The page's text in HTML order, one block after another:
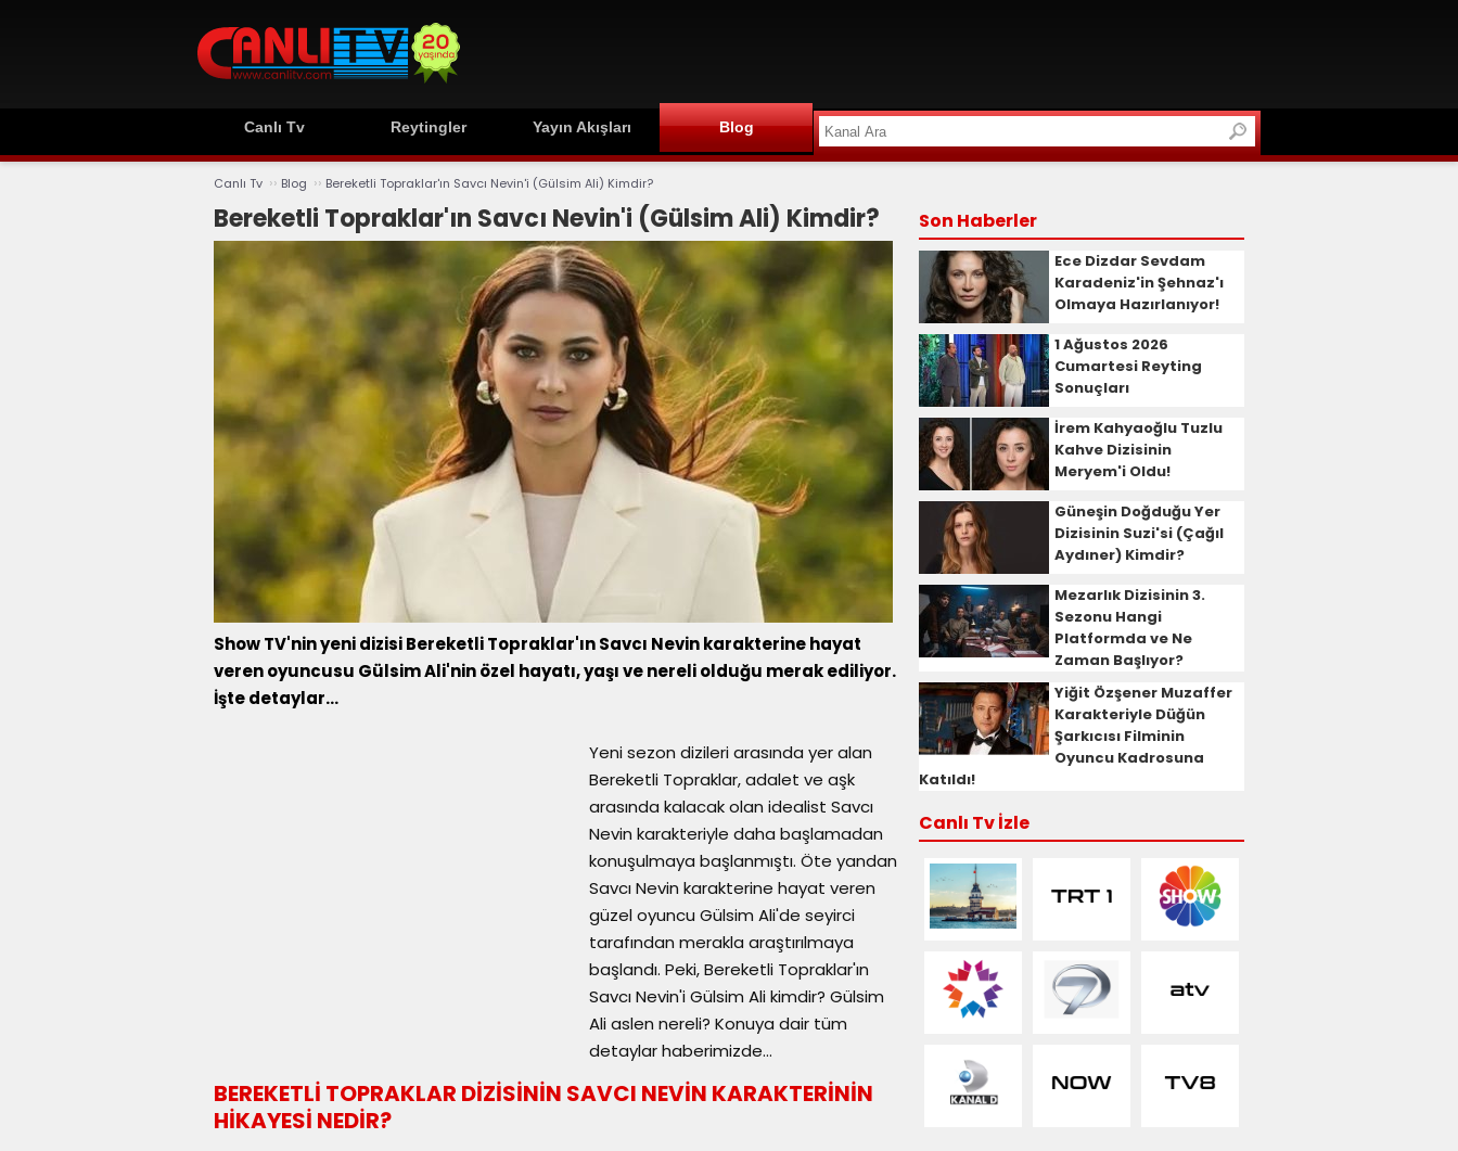
Canlı Tv Reytingler Yayın Akışları Blog
Canlı Tv ›› Blog ›› Bereketli Topraklar'ın Savcı Nevin'i (Gülsim Ali) Kimdir?
Bereketli Topraklar'ın Savcı Nevin'i (Gülsim Ali) Kimdir?
Show TV'nin yeni dizisi Bereketli Topraklar'ın Savcı Nevin karakterine hayat
veren oyuncusu Gülsim Ali'nin özel hayatı, yaşı ve nereli olduğu merak ediliyor.
İşte detaylar...
Yeni sezon dizileri arasında yer alan
Bereketli Topraklar, adalet ve aşk
arasında kalacak olan idealist Savcı
Nevin karakteriyle daha başlamadan
konuşulmaya başlanmıştı. Öte yandan
Savcı Nevin karakterine hayat veren
güzel oyuncu Gülsim Ali'de seyirci
tarafından merakla araştırılmaya
başlandı. Peki, Bereketli Topraklar'ın
Savcı Nevin'i Gülsim Ali kimdir? Gülsim
Ali aslen nereli? Konuya dair tüm
detaylar haberimizde...
BEREKETLİ TOPRAKLAR DİZİSİNİN SAVCI NEVİN KARAKTERİNİN
HİKAYESİ NEDİR?
Son Haberler
Ece Dizdar Sevdam
Karadeniz'in Şehnaz'ı
Olmaya Hazırlanıyor!
1 Ağustos 2026
Cumartesi Reyting
Sonuçları
İrem Kahyaoğlu Tuzlu
Kahve Dizisinin
Meryem'i Oldu!
Güneşin Doğduğu Yer
Dizisinin Suzi'si (Çağıl
Aydıner) Kimdir?
Mezarlık Dizisinin 3.
Sezonu Hangi
Platformda ve Ne
Zaman Başlıyor?
Yiğit Özşener Muzaffer
Karakteriyle Düğün
Şarkıcısı Filminin
Oyuncu Kadrosuna
Katıldı!
Canlı Tv İzle